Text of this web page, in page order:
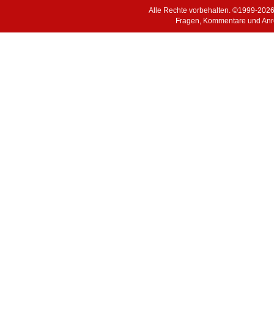
Alle Rechte vorbehalten. ©1999-
Fragen, Kommentare und